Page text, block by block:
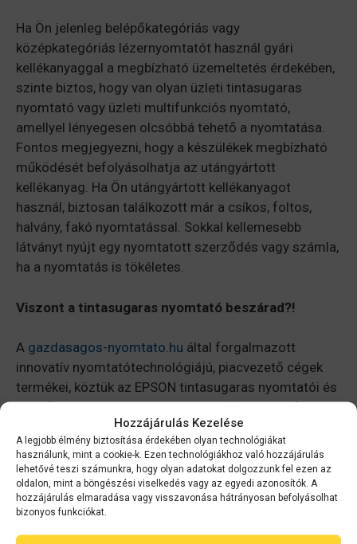
Hozzájárulás Kezelése
A legjobb élmény biztosítása érdekében olyan technológiákat
használunk, mint a cookie-k. Ezen technológiákhoz való hozzájárulás
lehetővé teszi számunkra, hogy olyan adatokat dolgozzunk fel ezen az
oldalon, mint a böngészési viselkedés vagy az egyedi azonosítók. A
hozzájárulás elmaradása vagy visszavonása hátrányosan befolyásolhat
bizonyos funkciókat.
Ha Ön jelenleg belépőkategóriás vagy
középkategóriás lézernyomtatót használ gyári
kellékanyaggal a megbízható üzemeltetés érdekében,
szinte biztos, hogy van olyan üzleti tintasugaras
nyomtató vagy üzleti multifunkciós nyomtató,
amellyel lényegesen olcsóbbá tehető a nyomtatása.
Fontos megjegyezni, hogy a készülékek megbízható
működését befolyásolhatja az utángyártott
kellékanyag. Ha Ön utángyártott kellékanyagot
használ, biztosan találkozott már a csíkos, foltos,
halvány, fakó nyomtatással. Sokkal kellemesebb
látványt nyújt egy nyomtatott szerződés vagy számla,
ha a nyomtatás is tökéletes.
Viszont a tintasugaras nyomtató beszárad?!
A gazdasagos-nyomtato.hu által forgalmazott
innovatív nyomtatótechnológiájú, piacvezető cégek
termékei, köztük az EPSON tintasugaras nyomtatói és
multifunkciós nyomtatói esetén ettől sem kell félni. A
beszáradás szinte lehetetlen a nyomtató saját
kellékanyagainak használata mellett, melyet új
festékszóró rendszer és újgenerációs festékanyagok
fejlesztésével érték el. Az EPSON például termékeinek
rendeltetésszerű üzemeltetése mellett külön